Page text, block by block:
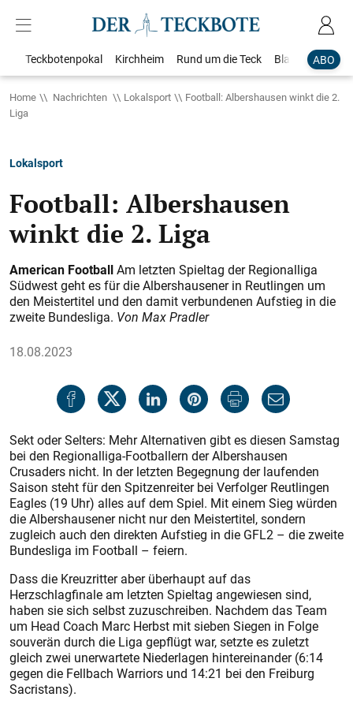
ABO
Teckbotenpokal Kirchheim Rund um die Teck Blaulicht
Home Nachrichten Lokalsport
Football: Albershausen winkt die 2.
Liga
Lokalsport
Football: Albershausen
winkt die 2. Liga
American FootballAm letzten Spieltag der Regionalliga
Südwest geht es für die Albershausener in Reutlingen um
den Meistertitel und den damit verbundenen Aufstieg in die
zweite Bundesliga. Von Max Pradler
18.08.2023
Sekt oder Selters: Mehr Alternativen gibt es diesen Samstag
bei den Regionalliga-Footballern der Albershausen
Crusaders nicht. In der letzten Begegnung der laufenden
Saison steht für den Spitzenreiter bei Verfolger Reutlingen
Eagles (19 Uhr) alles auf dem Spiel. Mit einem Sieg würden
die Albershausener nicht nur den Meistertitel, sondern
zugleich auch den direkten Aufstieg in die GFL2 – die zweite
Bundesliga im Football – feiern.
Dass die Kreuzritter aber überhaupt auf das
Herzschlagfinale am letzten Spieltag angewiesen sind,
haben sie sich selbst zuzuschreiben. Nachdem das Team
um Head Coach Marc Herbst mit sieben Siegen in Folge
souverän durch die Liga gepflügt war, setzte es zuletzt
gleich zwei unerwartete Niederlagen hintereinander (6:14
gegen die Fellbach Warriors und 14:21 bei den Freiburg
Sacristans).